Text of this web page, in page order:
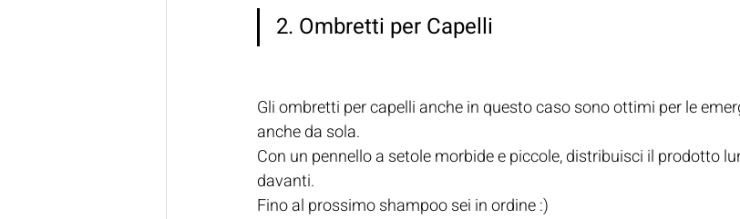
2. Ombretti per Capelli
Gli ombretti per capelli anche in questo caso sono ottimi per le
anche da sola.
Con un pennello a setole morbide e piccole, distribuisci il prodotto
davanti.
Fino al prossimo shampoo sei in ordine :)